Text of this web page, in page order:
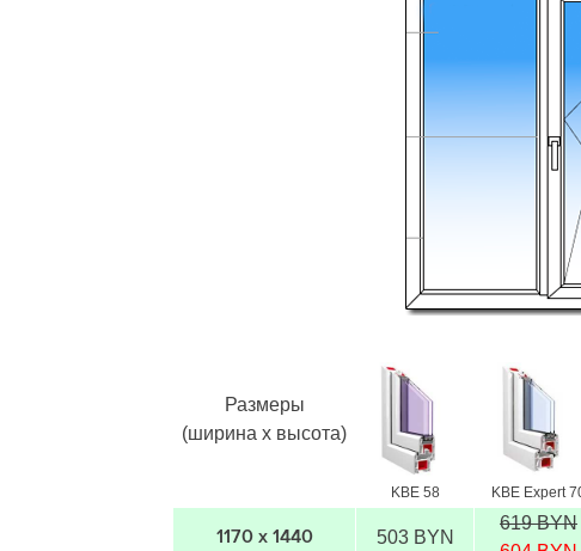
Размеры
(ширина х высота)
KBE 58 KBE Expert
1170 х 1440 503 BYN
619 BYN